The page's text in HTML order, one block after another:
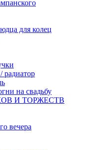
для колец
радиатор
на свадьбу
И ТОРЖЕСТВ
вечера